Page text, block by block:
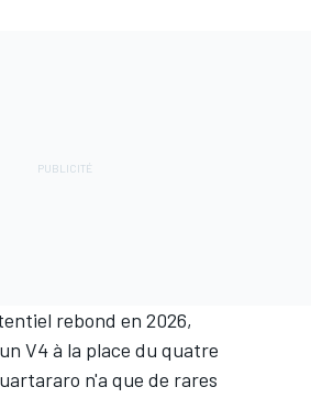
rebond en 2026,
V4 à la place du quatre
n'a que de rares